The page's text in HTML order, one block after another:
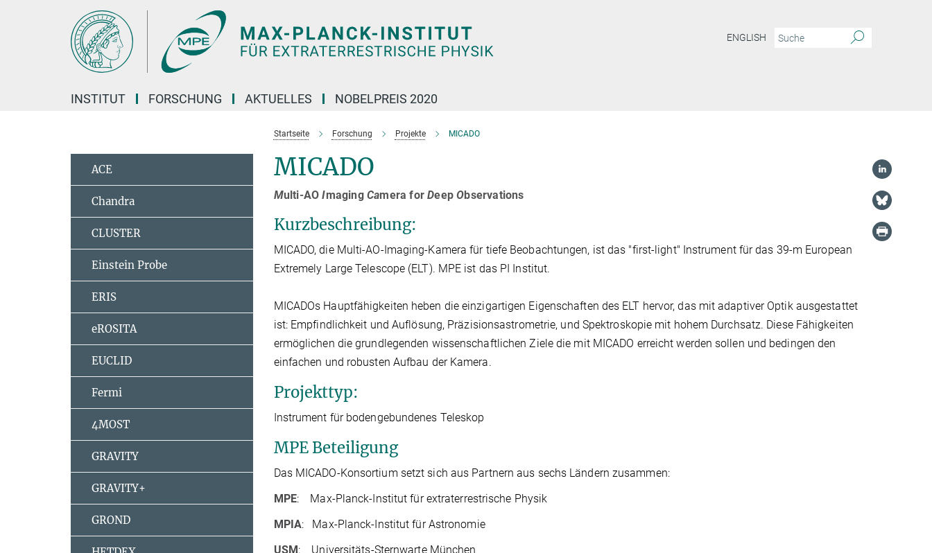
ENGLISH
INSTITUT FORSCHUNG AKTUELLES NOBELPREIS 2020
Startseite Forschung Projekte MICADO
MICADO
Multi-AOImaging Camera forDeepObservations
Kurzbeschreibung:
MICADO, die Multi-AO-Imaging-Kamera für tiefe Beobachtungen, ist das "first-light" Instrument für das 39-m European
Extremely Large Telescope (ELT). MPE ist das PI Institut.
MICADOs Hauptfähigkeiten heben die einzigartigen Eigenschaften des ELT hervor, das mit adaptiver Optik ausgestattet
ist: Empfindlichkeit und Auflösung, Präzisionsastrometrie, und Spektroskopie mit hohem Durchsatz. Diese Fähigkeiten
ermöglichen die grundlegenden wissenschaftlichen Ziele die mit MICADO erreicht werden sollen und bedingen den
einfachen und robusten Aufbau der Kamera.
Projekttyp:
Instrument für bodengebundenes Teleskop
MPE Beteiligung
Das MICADO-Konsortium setzt sich aus Partnern aus sechs Ländern zusammen:
MPE: Max-Planck-Institut für extraterrestrische Physik
MPIA: Max-Planck-Institut für Astronomie
USM: Universitäts-Sternwarte München
ACE
Chandra
CLUSTER
Einstein Probe
ERIS
eROSITA
EUCLID
Fermi
4MOST
GRAVITY
GRAVITY+
GROND